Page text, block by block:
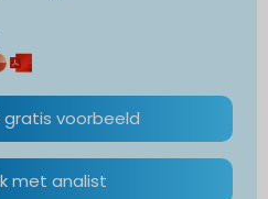
gratis voorbeeld
met analist